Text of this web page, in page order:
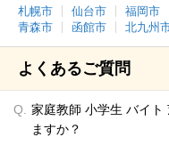
札幌市 仙台市 福岡市
青森市
函館市 北九州
よくあるご質問
家庭教師 小学生 バイト
ますか？